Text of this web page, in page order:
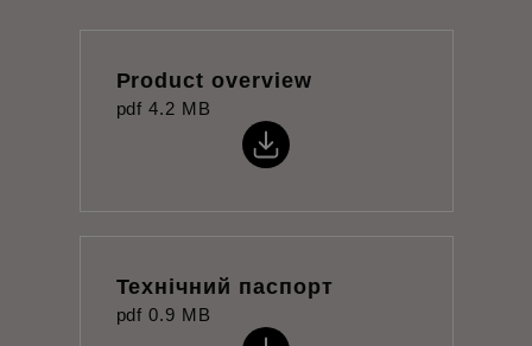
Product overview
pdf 4.2 MB
Технічний паспорт
pdf 0.9 MB